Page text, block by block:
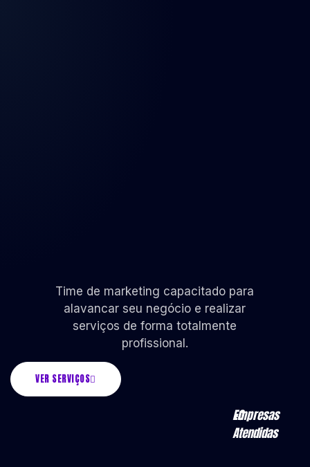
Time de marketing capacitado para
alavancar seu negócio e realizar
serviços de forma totalmente
profissional.
VER SERVIÇOS
+0
Empresas
Atendidas